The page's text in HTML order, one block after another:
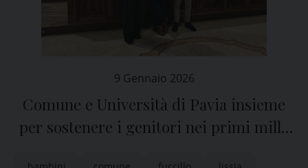
9 Gennaio 2026
Comune e Università di Pavia insieme
per sostenere i genitori nei primi mille